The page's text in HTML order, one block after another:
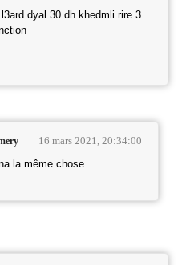
dyal 30 dh khedmli rire 3
16 mars 2021, 20:34:00
la même chose